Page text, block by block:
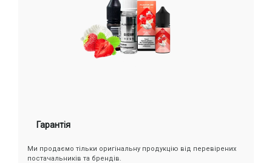
Гарантія
Ми продаємо тільки оригінальну продукцію від перевірених
постачальників та брендів.